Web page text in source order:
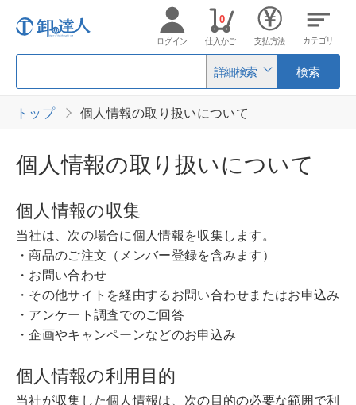
詳細検索 検索
ログイン 仕入かご
0
支払方法 カテゴリ
トップ 個人情報の取り扱いについて
個人情報の取り扱いについて
個人情報の収集
当社は、次の場合に個人情報を収集します。
・商品のご注文（メンバー登録を含みます）
・お問い合わせ
・その他サイトを経由するお問い合わせまたはお申込み
・アンケート調査でのご回答
・企画やキャンペーンなどのお申込み
個人情報の利用目的
当社が収集した個人情報は、次の目的の必要な範囲で利